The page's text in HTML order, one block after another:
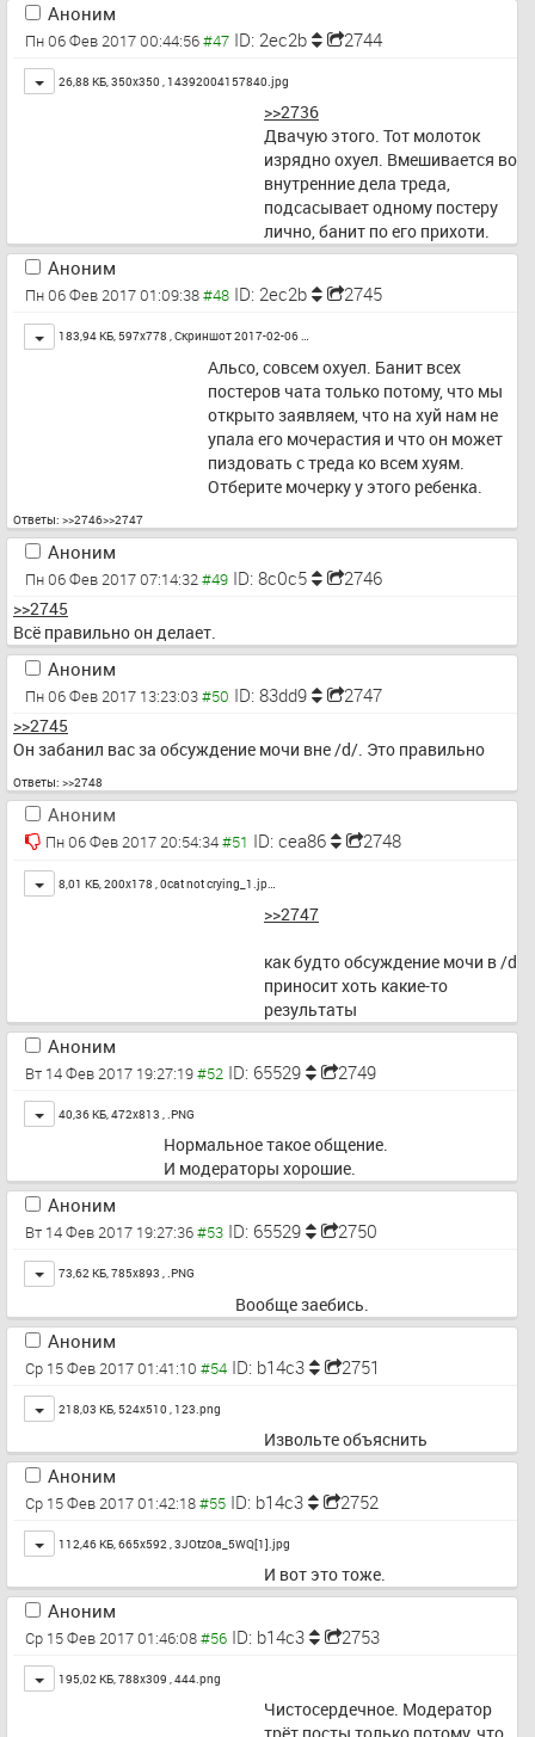
Аноним
Пн 06 Фев 2017 00:44:56 ID: 2ec2b 2744
Toggle
26,88 КБ, 350x350 , 14392004157840.jpg
>>2736
Двачую этого. Тот молоток
изрядно охуел. Вмешивается во
внутренние дела треда,
подсасывает одному постеру
лично, банит по его прихоти.
Аноним
Пн 06 Фев 2017 01:09:38 ID: 2ec2b 2745
Toggle
183,94 КБ, 597x778 ,Скриншот 2017-02-06 …
Альсо, совсем охуел. Банит всех
постеров чата только потому, что мы
открыто заявляем, что на хуй нам не
упала его мочерастия и что он может
пиздовать с треда ко всем хуям.
Отберите мочерку у этого ребенка.
Ответы: >>2746>>2747
Аноним
Пн 06 Фев 2017 07:14:32 ID: 8c0c5 2746
>>2745
Всё правильно он делает.
Аноним
Пн 06 Фев 2017 13:23:03 ID: 83dd9 2747
>>2745
Он забанил вас за обсуждение мочи вне /d/. Это правильно
Ответы: >>2748
Аноним
Пн 06 Фев 2017 20:54:34 ID: cea86 2748
Toggle
8,01 КБ, 200x178 , 0cat not crying_1.jp…
>>2747
как будто обсуждение мочи в /d
приносит хоть какие-то
результаты
Аноним
Вт 14 Фев 2017 19:27:19 ID: 65529 2749
Toggle
40,36 КБ, 472x813 ,.PNG
Нормальное такое общение.
И модераторы хорошие.
Аноним
Вт 14 Фев 2017 19:27:36 ID: 65529 2750
Toggle
73,62 КБ, 785x893 ,.PNG
Вообще заебись.
Аноним
Ср 15 Фев 2017 01:41:10 ID: b14c3 2751
Toggle
218,03 КБ, 524x510 , 123.png
Извольте объяснить
Аноним
Ср 15 Фев 2017 01:42:18 ID: b14c3 2752
Toggle
112,46 КБ, 665x592 ,3JOtzOa_5WQ[1].jpg
И вот это тоже.
Аноним
Ср 15 Фев 2017 01:46:08 ID: b14c3 2753
Toggle
195,02 КБ, 788x309 ,444.png
Чистосердечное. Модератор